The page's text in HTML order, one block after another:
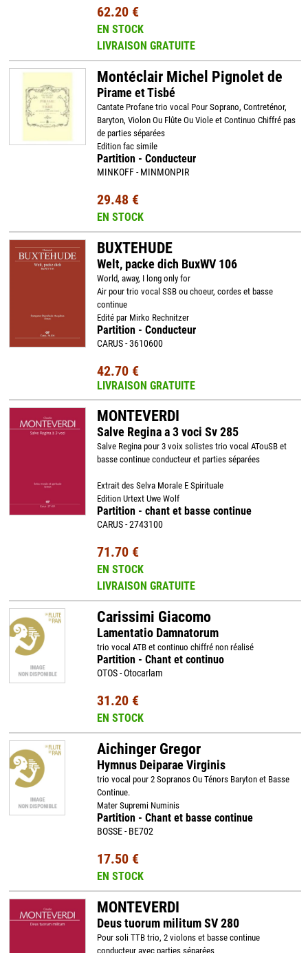
62.20 €
EN STOCK
LIVRAISON GRATUITE
Montéclair Michel Pignolet de
Pirame et Tisbé
Cantate Profane trio vocal Pour Soprano, Contreténor,
Baryton, Violon Ou Flûte Ou Viole et Continuo Chiffré pas
de parties séparées
Edition fac simile
Partition - Conducteur
MINKOFF - MINMONPIR
29.48 €
EN STOCK
BUXTEHUDE
Welt, packe dich BuxWV 106
World, away, I long only for
Air pour trio vocal SSB ou choeur, cordes et basse
continue
Edité par Mirko Rechnitzer
Partition - Conducteur
CARUS - 3610600
42.70 €
LIVRAISON GRATUITE
MONTEVERDI
Salve Regina a 3 voci Sv 285
Salve Regina pour 3 voix solistes trio vocal ATouSB et
basse continue conducteur et parties séparées
Extrait des Selva Morale E Spirituale
Edition Urtext Uwe Wolf
Partition - chant et basse continue
CARUS - 2743100
71.70 €
EN STOCK
LIVRAISON GRATUITE
Carissimi Giacomo
Lamentatio Damnatorum
trio vocal ATB et continuo chiffré non réalisé
Partition - Chant et continuo
OTOS - Otocarlam
31.20 €
EN STOCK
Aichinger Gregor
Hymnus Deiparae Virginis
trio vocal pour 2 Sopranos Ou Ténors Baryton et Basse
Continue.
Mater Supremi Numinis
Partition - Chant et basse continue
BOSSE - BE702
17.50 €
EN STOCK
MONTEVERDI
Deus tuorum militum SV 280
Pour soli TTB trio, 2 violons et basse continue
conducteur avec parties séparées